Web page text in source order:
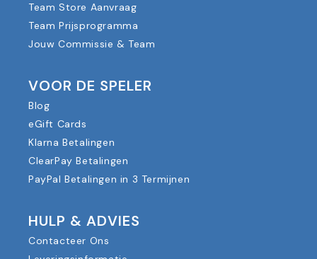
Team Store Aanvraag
Team Prijsprogramma
Jouw Commissie & Team
VOOR DE SPELER
Blog
eGift Cards
Klarna Betalingen
ClearPay Betalingen
PayPal Betalingen in 3 Termijnen
HULP & ADVIES
Contacteer Ons